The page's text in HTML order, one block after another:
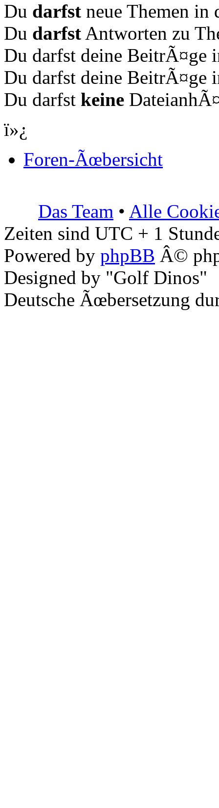
Du darfst neue Themen in
Du darfst Antworten zu
Du darfst deine BeitrÃ¤ge
Du darfst deine BeitrÃ¤ge
Du darfst keine
ï»¿
Foren-Ãœbersicht
Das Team • Alle
Zeiten sind UTC + 1
Powered by phpBB Â©
Designed by "Golf Dinos"
Deutsche Ãœbersetzung